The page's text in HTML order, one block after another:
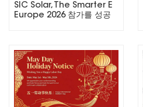
SIC Solar, The Smarter E
Europe 2026 참가를 성공